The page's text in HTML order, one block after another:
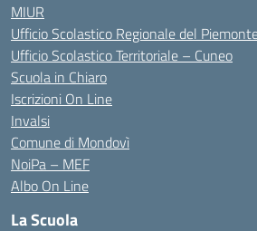
MIUR
Ufficio Scolastico Regionale del
Ufficio Scolastico Territoriale – Cuneo
Scuola in Chiaro
Iscrizioni On Line
Invalsi
Comune di Mondovì
NoiPa – MEF
Albo On Line
La Scuola